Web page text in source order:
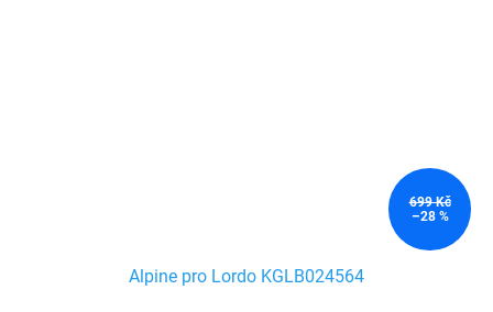
699 Kč
–28 %
Alpine pro Lordo KGLB024564